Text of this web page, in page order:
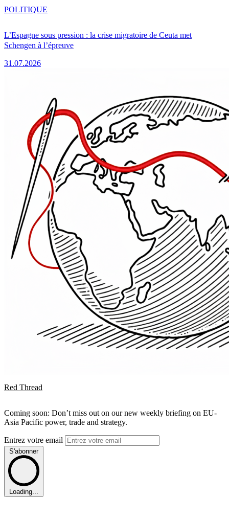
L’Espagne sous pression : la crise migratoire de Ceuta met
Schengen à l’épreuve
31.07.2026
POLITIQUE
Red Thread
Coming soon: Don’t miss out on our new weekly briefing on EU-
Asia Pacific power, trade and strategy.
Entrez votre email
S'abonner
Loading...